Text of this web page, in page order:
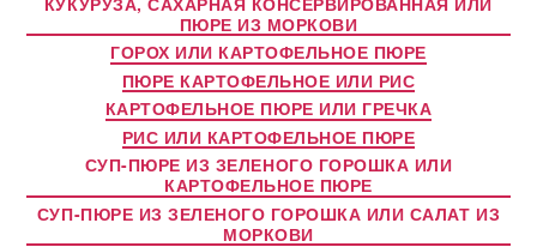
ПЮРЕ ИЗ МОРКОВИ
ГОРОХ ИЛИ КАРТОФЕЛЬНОЕ ПЮРЕ
ПЮРЕ КАРТОФЕЛЬНОЕ ИЛИ РИС
КАРТОФЕЛЬНОЕ ПЮРЕ ИЛИ ГРЕЧКА
РИС ИЛИ КАРТОФЕЛЬНОЕ ПЮРЕ
СУП-ПЮРЕ ИЗ ЗЕЛЕНОГО ГОРОШКА ИЛИ
КАРТОФЕЛЬНОЕ ПЮРЕ
СУП-ПЮРЕ ИЗ ЗЕЛЕНОГО ГОРОШКА ИЛИ САЛАТ ИЗ
МОРКОВИ